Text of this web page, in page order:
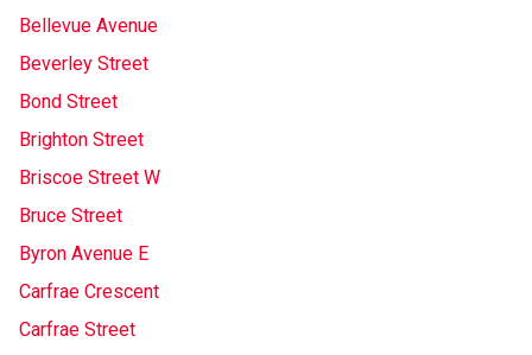
Bellevue Avenue
Beverley Street
Bond Street
Brighton Street
Briscoe Street W
Bruce Street
Byron Avenue E
Carfrae Crescent
Carfrae Street